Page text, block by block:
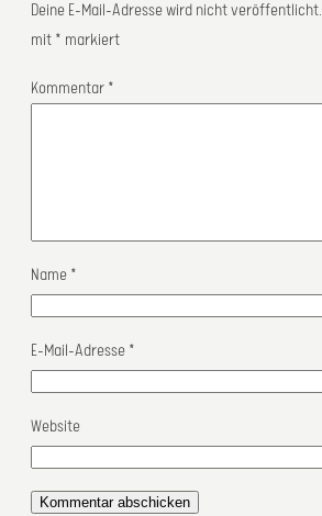
Deine E-Mail-Adresse wird nicht veröffentlicht.
mit * markiert
Kommentar *
Name *
E-Mail-Adresse *
Website